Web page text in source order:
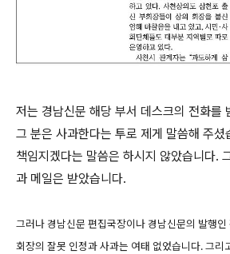
저는 경남신문 해당 부서 데스크의 전화를
그 분은 사과한다는 투로 제게 말씀해 주셨
책임지겠다는 말씀은 하시지 않았습니다.
과 메일은 받았습니다.
그러나 경남신문 편집국장이나 경남신문의 발행
회장의 잘못 인정과 사과는 여태 없었습니다. 그리